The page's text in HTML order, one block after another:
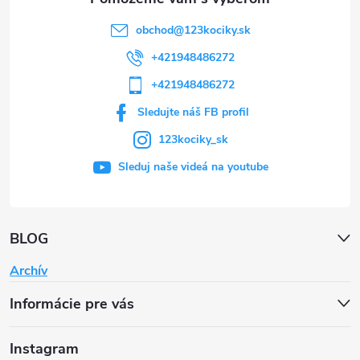
BLOG
Archív
Informácie pre vás
obchod@123kociky.sk
+421948486272
+421948486272
Sledujte náš FB profil
123kociky_sk
Sleduj naše videá na youtube
Instagram